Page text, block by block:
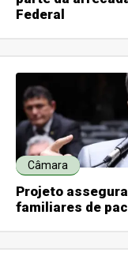
Federal
Câmara
Projeto
familiares de